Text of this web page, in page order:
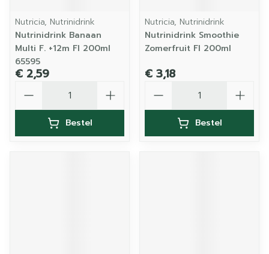
Nutricia, Nutrinidrink
Nutrinidrink Banaan
Multi F. +12m Fl 200ml
65595
€ 2,59
Bestel
Nutricia, Nutrinidrink
Nutrinidrink Smoothie
Zomerfruit Fl 200ml
€ 3,18
Bestel